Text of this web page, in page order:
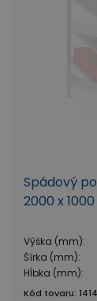
Spádový
2000 x
Výška (mm):
Šírka (mm):
Hĺbka (mm):
Kód tovaru: